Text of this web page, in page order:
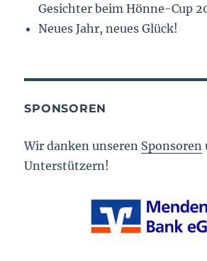
Gesichter beim Hönne-Cup
Neues Jahr, neues Glück!
SPONSOREN
Wir danken unseren Sponsoren
Unterstützern!